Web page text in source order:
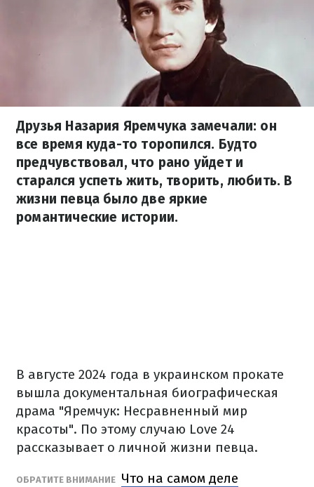
Друзья Назария Яремчука замечали: он
все время куда-то торопился. Будто
предчувствовал, что рано уйдет и
старался успеть жить, творить, любить. В
жизни певца было две яркие
романтические истории.
В августе 2024 года в украинском прокате
вышла документальная биографическая
драма "Яремчук: Несравненный мир
красоты". По этому случаю Love 24
рассказывает о личной жизни певца.
ОБРАТИТЕ ВНИМАНИЕ Что на самом деле